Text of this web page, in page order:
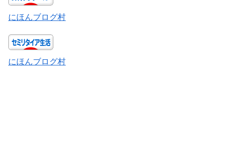
にほんブログ村
にほんブログ村